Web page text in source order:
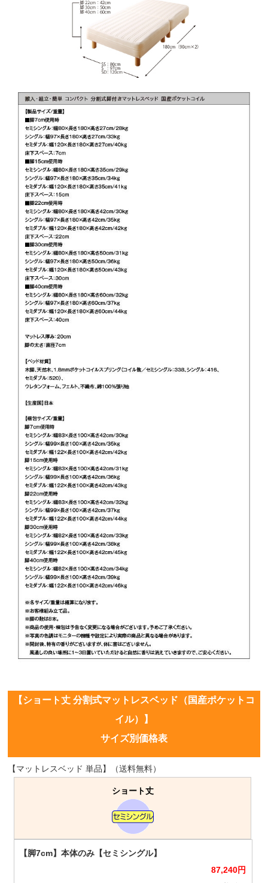
【ショート丈 分割式マットレスベッド（国産ポケットコ
イル）】
サイズ別価格表
【マットレスベッド 単品】（送料無料）
ショート丈
87,240円